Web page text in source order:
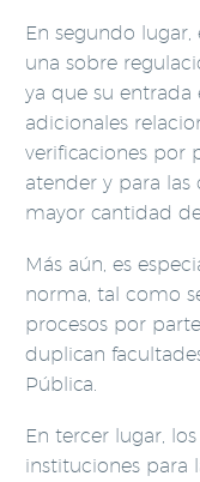
En segundo
una sobre
ya que su entrada
adicionales
verificaciones por
atender y para las
mayor cantidad
Más aún, es
norma, tal como
procesos por
duplican
Pública.
En tercer lugar,
instituciones para